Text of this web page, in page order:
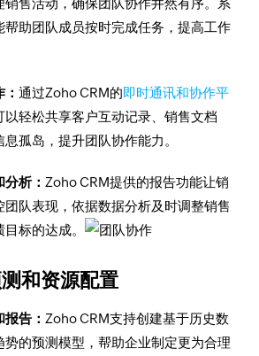
销售活动，确保团队协作井然有序。系
帮助团队成员按时完成任务，提高工作
：通过Zoho CRM的即时通讯和协作平
以轻松共享客户互动记录、销售文档
孤岛，提升团队协作能力。
析： Zoho CRM提供的报告功能让销
团队表现，依据数据分析及时调整销售
目标的达成。
和资源配置
告： Zoho CRM支持创建基于历史数
势的预测模型，帮助企业制定更为合理